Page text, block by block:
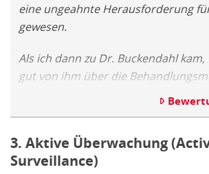
eine ungeahnte Herausforderung
gewesen.
Als ich dann zu Dr. Buckendahl
gut von ihm über die
informiert und mit meinen Sorgen
Operation einlassen und habe
das nötig war.
3. Aktive Überwachung
Surveillance)